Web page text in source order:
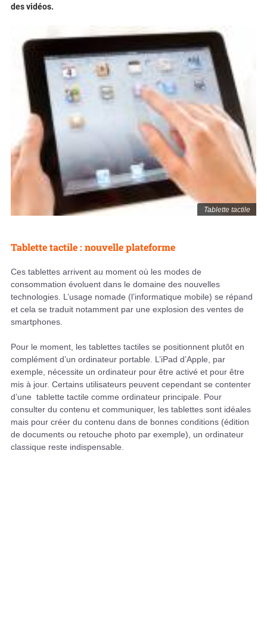
Tablette tactile
des vidéos.
Tablette tactile : nouvelle plateforme
Ces tablettes arrivent au moment où les modes de
consommation évoluent dans le domaine des nouvelles
technologies. L’usage nomade (l’informatique mobile) se répand
et cela se traduit notamment par une explosion des ventes de
smartphones.
Pour le moment, les tablettes tactiles se positionnent plutôt en
complément d’un ordinateur portable. L’iPad d’Apple, par
exemple, nécessite un ordinateur pour être activé et pour être
mis à jour. Certains utilisateurs peuvent cependant se contenter
d’une tablette tactile comme ordinateur principale. Pour
consulter du contenu et communiquer, les tablettes sont idéales
mais pour créer du contenu dans de bonnes conditions (édition
de documents ou retouche photo par exemple), un ordinateur
classique reste indispensable.